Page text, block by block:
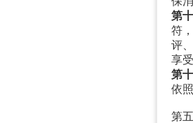
第
符
评
享
第
依
第